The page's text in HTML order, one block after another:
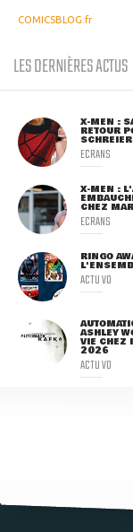
COMICSBLOG.fr
LES DERNIÈRES ACTUS
X-MEN :
RETOUR
SCHREIER
ECRANS
X-MEN :
CHEZ
ECRANS
RINGO
ACTU VO
ASHLEY
VIE CHEZ
2026
ACTU VO